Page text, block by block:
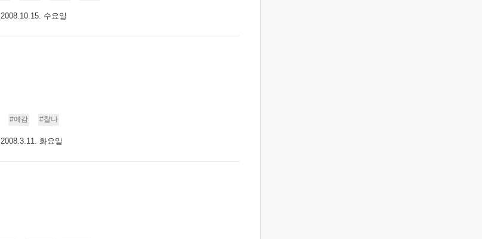
2008.10.15. 수요일
#예감 #찰나
2008.3.11. 화요일